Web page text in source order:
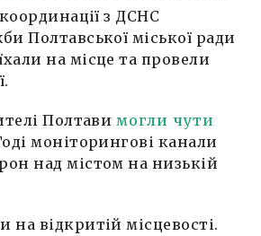
з ДСНС
Полтавської міської ради
на місце та провели
Полтави могли чути
моніторингові канали
над містом на низькій
на відкритій місцевості.